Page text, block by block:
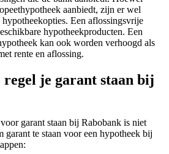
aanbiedt, zijn er wel
Een aflossingsvrije
hypotheekproducten. Een
kan ook worden verhoogd als
rente en aflossing.
regel je garant staan bij
garant staan bij Rabobank is niet
garant te staan voor een hypotheek bij